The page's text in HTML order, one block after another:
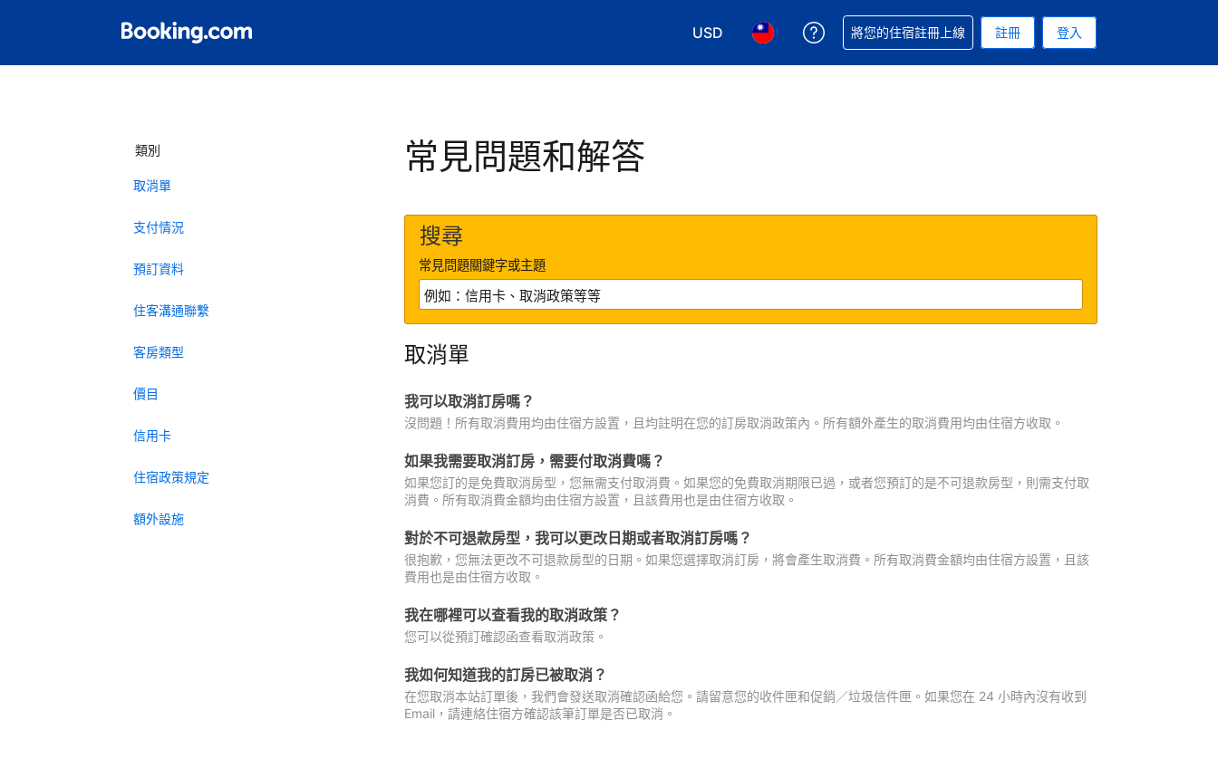
USD
選擇您使用的幣別. 您現在所使用的幣別為美元
選擇您使用的語言. 您目前所選的語言是繁體中文
取得訂單相關協助
將您的住宿註冊上線 註冊 登入
類別
取消單
支付情況
預訂資料
住客溝通聯繫
客房類型
價目
信用卡
住宿政策規定
額外設施
常見問題和解答
搜尋
常見問題關鍵字或主題
取消單
我可以取消訂房嗎？
沒問題！所有取消費用均由住宿方設置，且均註明在您的訂房取消政策內。所有額外產生的取消費用均由住宿方收取。
如果我需要取消訂房，需要付取消費嗎？
如果您訂的是免費取消房型，您無需支付取消費。如果您的免費取消期限已過，或者您預訂的是不可退款房型，則需支付取
消費。所有取消費金額均由住宿方設置，且該費用也是由住宿方收取。
對於不可退款房型，我可以更改日期或者取消訂房嗎？
很抱歉，您無法更改不可退款房型的日期。如果您選擇取消訂房，將會產生取消費。所有取消費金額均由住宿方設置，且該
費用也是由住宿方收取。
我在哪裡可以查看我的取消政策？
您可以從預訂確認函查看取消政策。
我如何知道我的訂房已被取消？
在您取消本站訂單後，我們會發送取消確認函給您。請留意您的收件匣和促銷／垃圾信件匣。如果您在 24 小時內沒有收到
Email，請連絡住宿方確認該筆訂單是否已取消。